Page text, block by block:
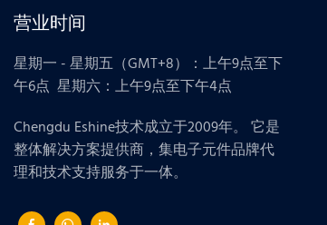
营业时间
星期一 - 星期五（GMT+8）：上午9点至下
午6点 星期六：上午9点至下午4点
Chengdu Eshine技术成立于2009年。 它是
整体解决方案提供商，集电子元件品牌代
理和技术支持服务于一体。